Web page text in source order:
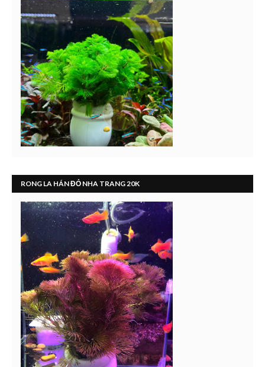
RONG LA HÁN ĐỎ NHA TRANG 20K